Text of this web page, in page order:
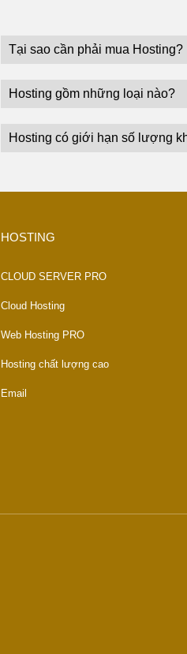
Tại sao cần phải mua Hosting?
Hosting gồm những loại nào?
Hosting có giới hạn số lượng
HOSTING
CLOUD SERVER PRO
Cloud Hosting
Web Hosting PRO
Hosting chất lượng cao
Email